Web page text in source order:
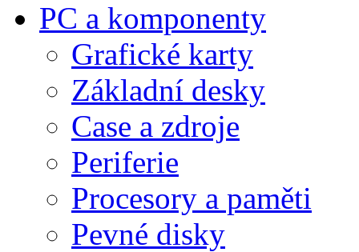
PC a komponenty
Grafické karty
Základní desky
Case a zdroje
Periferie
Procesory a paměti
Pevné disky